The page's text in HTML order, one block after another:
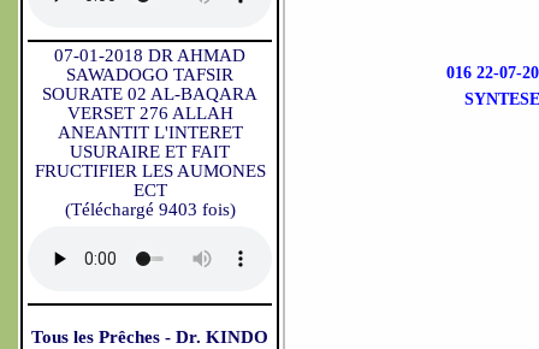
07-01-2018 DR AHMAD
SAWADOGO TAFSIR
SOURATE 02 AL-BAQARA
VERSET 276 ALLAH
ANEANTIT L'INTERET
USURAIRE ET FAIT
FRUCTIFIER LES AUMONES
ECT
(Téléchargé 9403 fois)
Tous les Prêches - Dr. KINDO
016 22-07-